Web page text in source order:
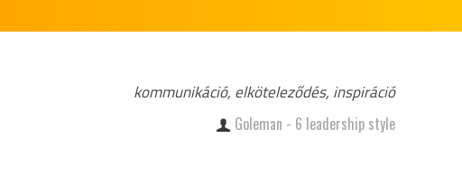
kommunikáció, elköteleződés, inspiráció
Goleman - 6 leadership style